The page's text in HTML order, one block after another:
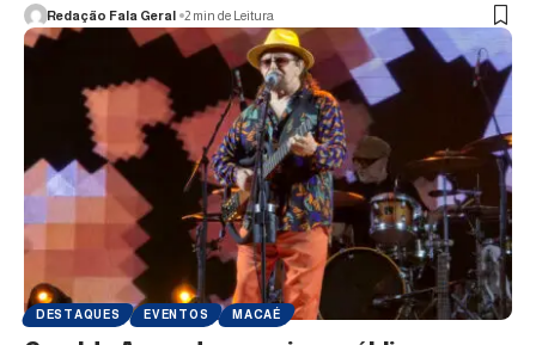
Redação Fala Geral 2 min de Leitura
DESTAQUES EVENTOS MACAÉ